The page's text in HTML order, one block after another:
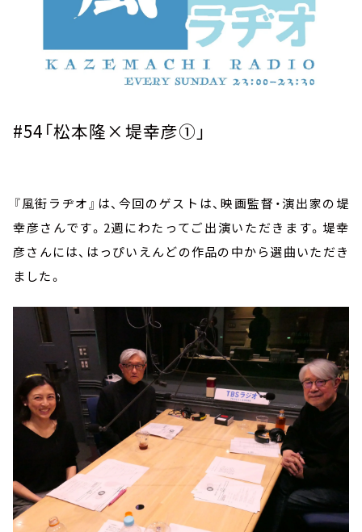
#54 「松本隆×堤幸彦①」
『風街ラヂオ』は、今回のゲストは、映画監督・演出家の堤
幸彦さんです。 2週にわたってご出演いただきます。堤幸
彦さんには、はっぴいえんどの作品の中から選曲いただき
ました。